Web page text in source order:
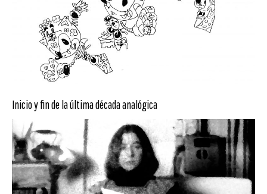
Inicio y fin de la última década analógica